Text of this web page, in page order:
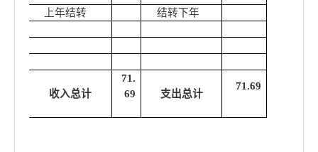
上年结转 结转下年
收入总计
71.
69
支出总计
71.69